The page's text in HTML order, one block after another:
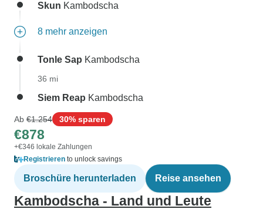
Skun Kambodscha
8 mehr anzeigen
Tonle Sap Kambodscha
36 mi
Siem Reap Kambodscha
Ab €1.254 30% sparen
€878
+€346 lokale Zahlungen
Registrieren to unlock savings
Broschüre herunterladen Reise ansehen
Kambodscha - Land und Leute